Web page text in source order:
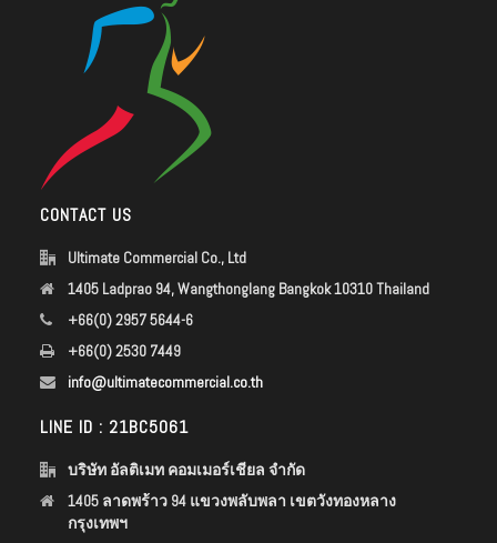
CONTACT US
Ultimate Commercial Co., Ltd
1405 Ladprao 94, Wangthonglang Bangkok 10310 Thailand
+66(0) 2957 5644-6
+66(0) 2530 7449
info@ultimatecommercial.co.th
LINE ID : 21BC5061
บริษัท อัลติเมท คอมเมอร์เชียล จำกัด
1405 ลาดพร้าว 94 แขวงพลับพลา เขตวังทองหลาง
กรุงเทพฯ